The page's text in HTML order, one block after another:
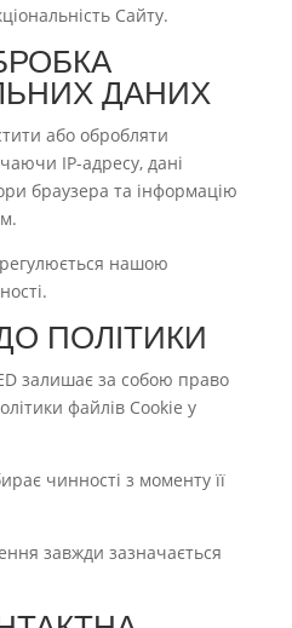
Сайту.
ДАНИХ
або обробляти
IP-адресу, дані
браузера та інформацію
нашою
ПОЛІТИКИ
залишає за собою право
файлів Cookie у
чинності з моменту її
завжди зазначається